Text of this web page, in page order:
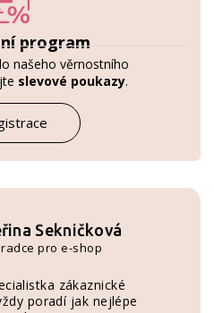
program
našeho věrnostního
slevové poukazy.
Sekničková
pro e-shop
zákaznické
poradí jak nejlépe